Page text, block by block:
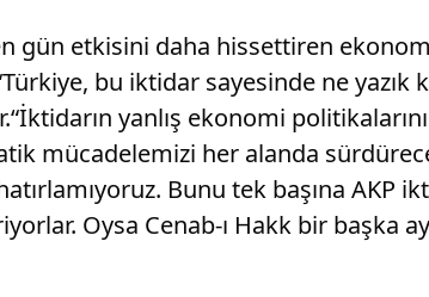
gün etkisini daha hissettiren
bu iktidar sayesinde ne
yanlış ekonomi
mücadelemizi her alanda
Bunu tek başına
Oysa Cenab-ı Hakk bir başka